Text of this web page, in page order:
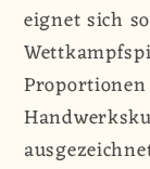
eignet sich